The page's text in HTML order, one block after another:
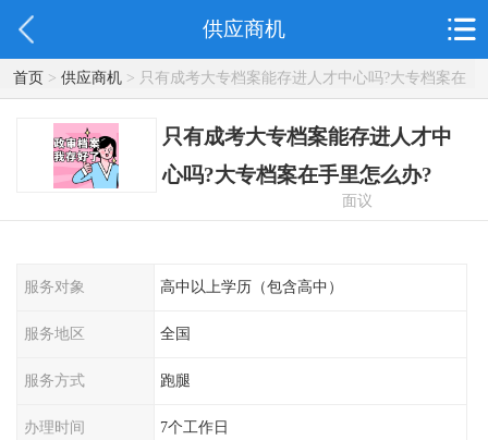
供应商机
首页> 供应商机> 只有成考大专档案能存进人才中心吗?大专档案在
手里怎么办?
只有成考大专档案能存进人才中
心吗?大专档案在手里怎么办?
面议
服务对象 高中以上学历（包含高中）
服务地区 全国
服务方式 跑腿
办理时间 7个工作日